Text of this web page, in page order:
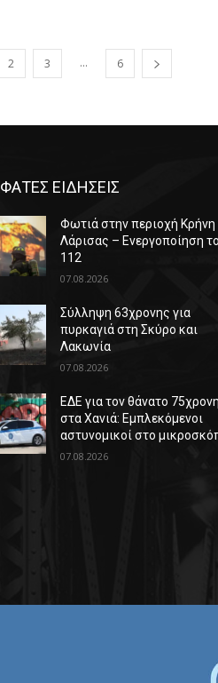
2 3 ... 6
ΕΙΔΗΣΕΙΣ
Φωτιά στην περιοχή Κρήνη
Λάρισας – Ενεργοποίηση
112
07.08.2026
Σύλληψη 63χρονης για
πυρκαγιά στη Σκύρο και
Λακωνία
07.08.2026
ΕΔΕ για τον θάνατο
στα Χανιά: Εμπλεκόμενοι
αστυνομικοί στο
07.08.2026